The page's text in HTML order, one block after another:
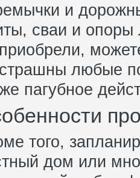
и
сваи и
любые
пагубное
того,
дом или